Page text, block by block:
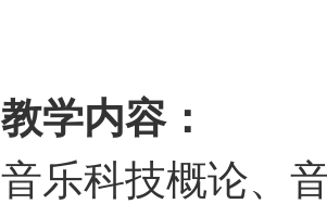
教学内容：
音乐科技概论、